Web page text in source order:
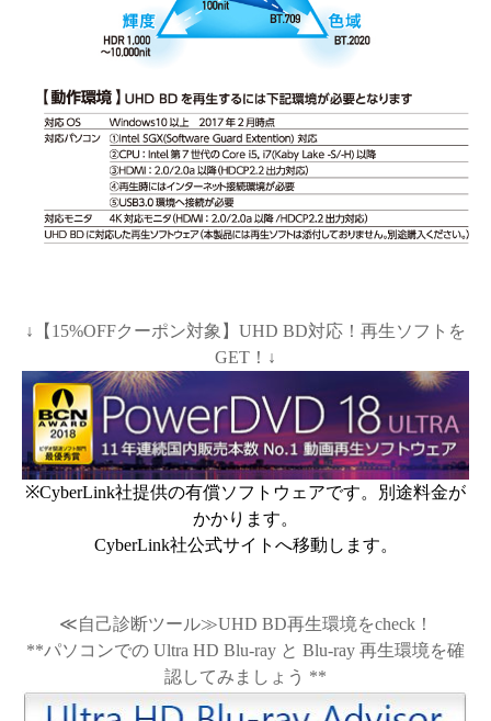
↓【15%OFFクーポン対象】UHD BD対応！再生ソフトを
GET！↓
※CyberLink社提供の有償ソフトウェアです。別途料金が
かかります。
CyberLink社公式サイトへ移動します。
≪自己診断ツール≫UHD BD再生環境をcheck！
**パソコンでの Ultra HD Blu-ray と Blu-ray 再生環境を確
認してみましょう **